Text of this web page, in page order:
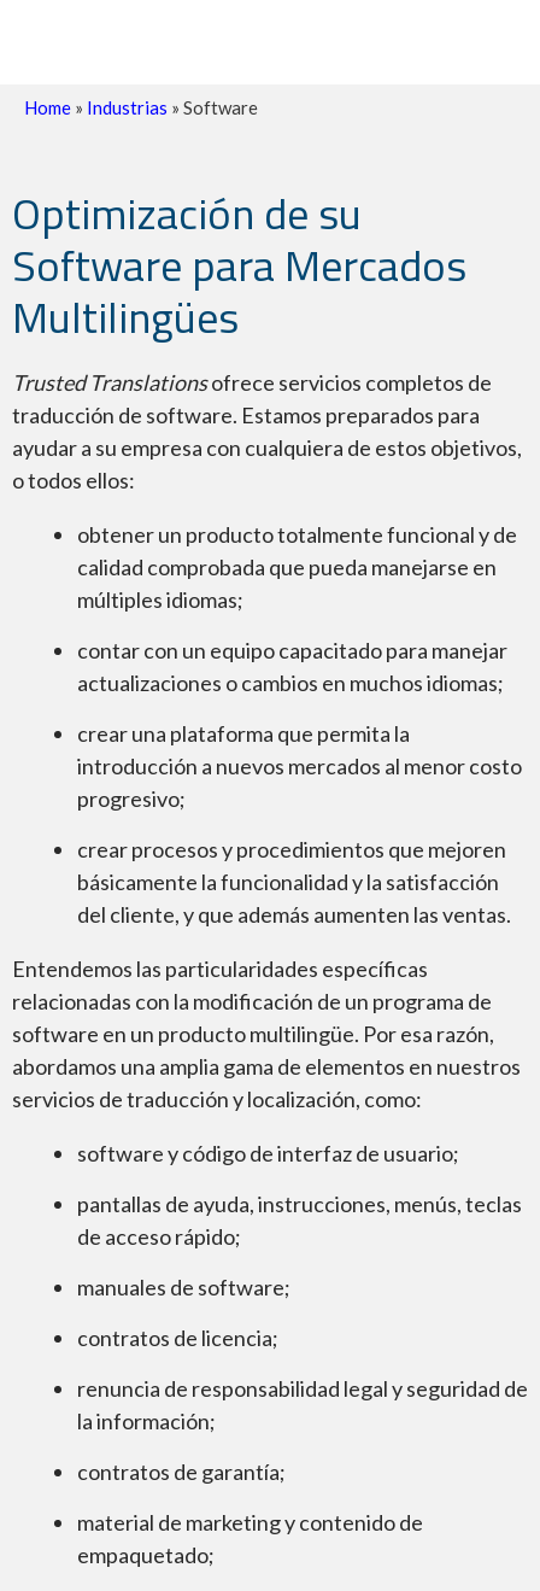
Home » Industrias » Software
Optimización de su
Software para Mercados
Multilingües
Trusted Translationsofrece servicios completos de
traducción de software. Estamos preparados para
ayudar a su empresa con cualquiera de estos objetivos,
o todos ellos:
obtener un producto totalmente funcional y de
calidad comprobada que pueda manejarse en
múltiples idiomas;
contar con un equipo capacitado para manejar
actualizaciones o cambios en muchos idiomas;
crear una plataforma que permita la
introducción a nuevos mercados al menor costo
progresivo;
crear procesos y procedimientos que mejoren
básicamente la funcionalidad y la satisfacción
del cliente, y que además aumenten las ventas.
Entendemos las particularidades específicas
relacionadas con la modificación de un programa de
software en un producto multilingüe. Por esa razón,
abordamos una amplia gama de elementos en nuestros
servicios de traducción y localización, como:
software y código de interfaz de usuario;
pantallas de ayuda, instrucciones, menús, teclas
de acceso rápido;
manuales de software;
contratos de licencia;
renuncia de responsabilidad legal y seguridad de
la información;
contratos de garantía;
material de marketing y contenido de
empaquetado;